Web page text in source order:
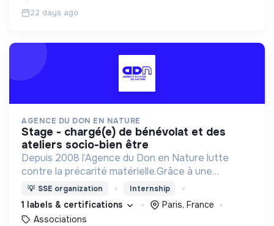
22 days ago
AGENCE DU DON EN NATURE
stage - chargé(e) de bénévolat et des
ateliers socio-bien être
Depuis 2008 l’Agence du Don en Nature lutte
contre la précarité matérielle.Grâce à une
logistique unique, elle collecte, stocke et
redistribue des produits essentiels à 1500
associations de solidarité
💡 SSE organization Internship
1 labels & certifications
Paris, France
Associations